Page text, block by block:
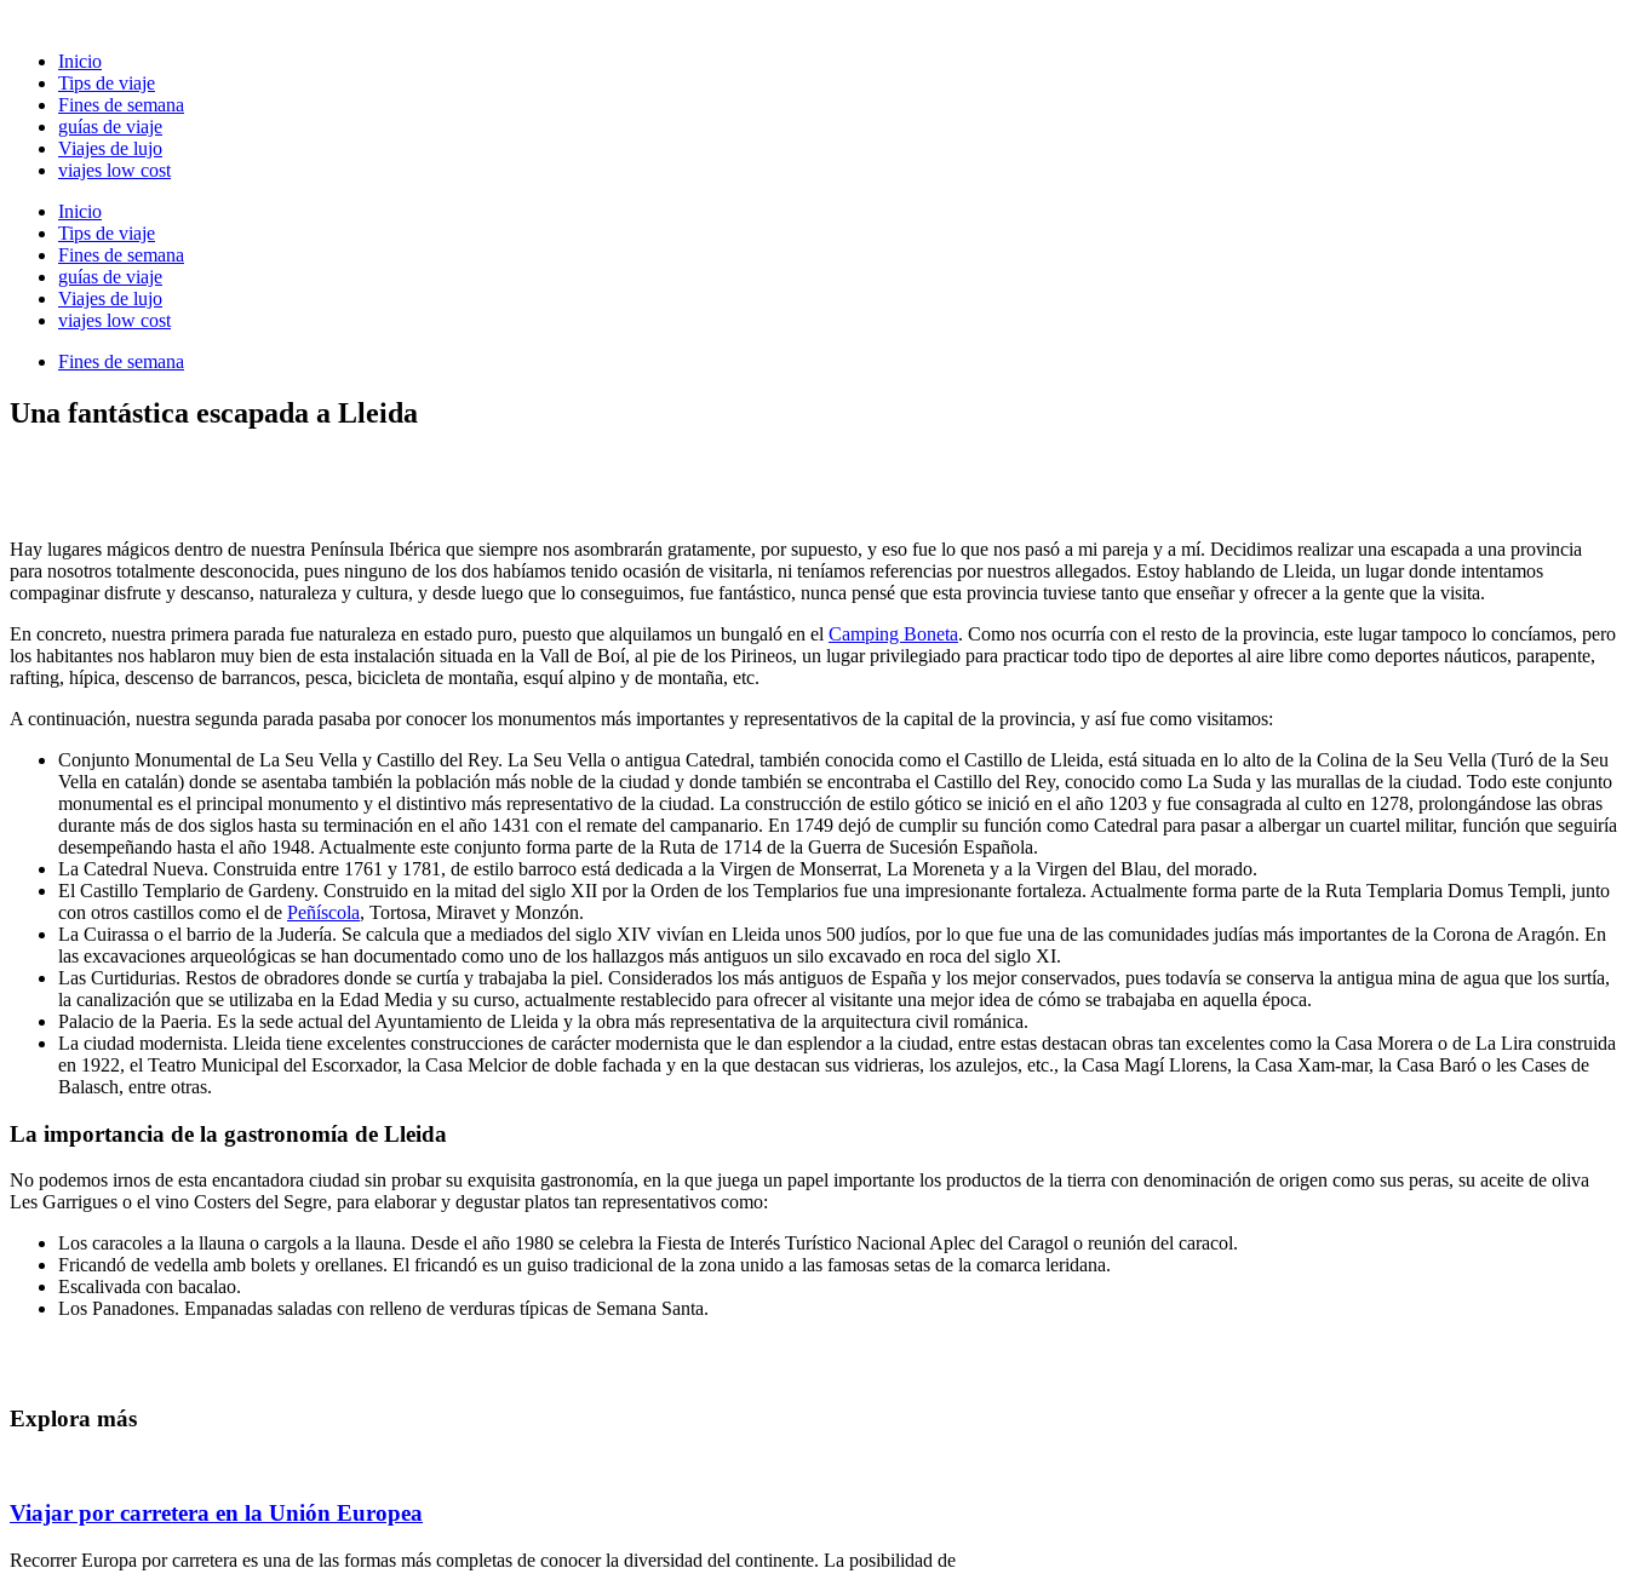
contenido
Inicio
Tips de viaje
Fines de semana
guías de viaje
Viajes de lujo
viajes low cost
Inicio
Tips de viaje
Fines de semana
guías de viaje
Viajes de lujo
viajes low cost
Fines de semana
Una fantástica escapada a Lleida
Hay lugares mágicos dentro de nuestra Península Ibérica que siempre nos asombrarán gratamente, por supuesto, y eso fue lo que nos pasó a mi pareja y a mí. Decidimos realizar una escapada a una provincia
para nosotros totalmente desconocida, pues ninguno de los dos habíamos tenido ocasión de visitarla, ni teníamos referencias por nuestros allegados. Estoy hablando de Lleida, un lugar donde intentamos
compaginar disfrute y descanso, naturaleza y cultura, y desde luego que lo conseguimos, fue fantástico, nunca pensé que esta provincia tuviese tanto que enseñar y ofrecer a la gente que la visita.
En concreto, nuestra primera parada fue naturaleza en estado puro, puesto que alquilamos un bungaló en el Camping Boneta. Como nos ocurría con el resto de la provincia, este lugar tampoco lo concíamos, pero
los habitantes nos hablaron muy bien de esta instalación situada en la Vall de Boí, al pie de los Pirineos, un lugar privilegiado para practicar todo tipo de deportes al aire libre como deportes náuticos, parapente,
rafting, hípica, descenso de barrancos, pesca, bicicleta de montaña, esquí alpino y de montaña, etc.
A continuación, nuestra segunda parada pasaba por conocer los monumentos más importantes y representativos de la capital de la provincia, y así fue como visitamos:
Conjunto Monumental de La Seu Vella y Castillo del Rey. La Seu Vella o antigua Catedral, también conocida como el Castillo de Lleida, está situada en lo alto de la Colina de la Seu Vella (Turó de la Seu
Vella en catalán) donde se asentaba también la población más noble de la ciudad y donde también se encontraba el Castillo del Rey, conocido como La Suda y las murallas de la ciudad. Todo este conjunto
monumental es el principal monumento y el distintivo más representativo de la ciudad. La construcción de estilo gótico se inició en el año 1203 y fue consagrada al culto en 1278, prolongándose las obras
durante más de dos siglos hasta su terminación en el año 1431 con el remate del campanario. En 1749 dejó de cumplir su función como Catedral para pasar a albergar un cuartel militar, función que seguiría
desempeñando hasta el año 1948. Actualmente este conjunto forma parte de la Ruta de 1714 de la Guerra de Sucesión Española.
La Catedral Nueva. Construida entre 1761 y 1781, de estilo barroco está dedicada a la Virgen de Monserrat, La Moreneta y a la Virgen del Blau, del morado.
El Castillo Templario de Gardeny. Construido en la mitad del siglo XII por la Orden de los Templarios fue una impresionante fortaleza. Actualmente forma parte de la Ruta Templaria Domus Templi, junto
con otros castillos como el de Peñíscola, Tortosa, Miravet y Monzón.
La Cuirassa o el barrio de la Judería. Se calcula que a mediados del siglo XIV vivían en Lleida unos 500 judíos, por lo que fue una de las comunidades judías más importantes de la Corona de Aragón. En
las excavaciones arqueológicas se han documentado como uno de los hallazgos más antiguos un silo excavado en roca del siglo XI.
Las Curtidurias. Restos de obradores donde se curtía y trabajaba la piel. Considerados los más antiguos de España y los mejor conservados, pues todavía se conserva la antigua mina de agua que los surtía,
la canalización que se utilizaba en la Edad Media y su curso, actualmente restablecido para ofrecer al visitante una mejor idea de cómo se trabajaba en aquella época.
Palacio de la Paeria. Es la sede actual del Ayuntamiento de Lleida y la obra más representativa de la arquitectura civil románica.
La ciudad modernista. Lleida tiene excelentes construcciones de carácter modernista que le dan esplendor a la ciudad, entre estas destacan obras tan excelentes como la Casa Morera o de La Lira construida
en 1922, el Teatro Municipal del Escorxador, la Casa Melcior de doble fachada y en la que destacan sus vidrieras, los azulejos, etc., la Casa Magí Llorens, la Casa Xam-mar, la Casa Baró o les Cases de
Balasch, entre otras.
La importancia de la gastronomía de Lleida
No podemos irnos de esta encantadora ciudad sin probar su exquisita gastronomía, en la que juega un papel importante los productos de la tierra con denominación de origen como sus peras, su aceite de oliva
Les Garrigues o el vino Costers del Segre, para elaborar y degustar platos tan representativos como:
Los caracoles a la llauna o cargols a la llauna. Desde el año 1980 se celebra la Fiesta de Interés Turístico Nacional Aplec del Caragol o reunión del caracol.
Fricandó de vedella amb bolets y orellanes. El fricandó es un guiso tradicional de la zona unido a las famosas setas de la comarca leridana.
Escalivada con bacalao.
Los Panadones. Empanadas saladas con relleno de verduras típicas de Semana Santa.
Explora más
Viajar por carretera en la Unión Europea
Recorrer Europa por carretera es una de las formas más completas de conocer la diversidad del continente. La posibilidad de